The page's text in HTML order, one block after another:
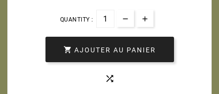
QUANTITY :
 AJOUTER AU PANIER
